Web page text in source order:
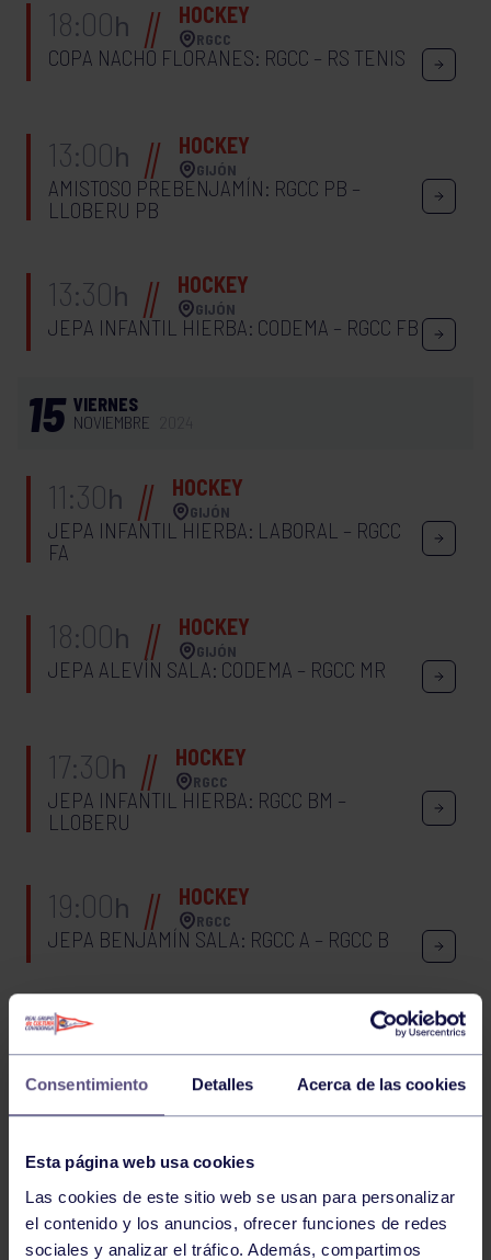
Consentimiento Detalles Acerca de las cookies
Esta página web usa cookies
Las cookies de este sitio web se usan para personalizar
el contenido y los anuncios, ofrecer funciones de redes
sociales y analizar el tráfico. Además, compartimos
18:00h HOCKEY
RGCC
COPA NACHO FLORANES: RGCC – RS TENIS
13:00h HOCKEY
GIJÓN
AMISTOSO PREBENJAMÍN: RGCC PB –
LLOBERU PB
13:30h HOCKEY
GIJÓN
JEPA INFANTIL HIERBA: CODEMA – RGCC FB
15 VIERNES
NOVIEMBRE
11:30h HOCKEY
GIJÓN
JEPA INFANTIL HIERBA: LABORAL – RGCC
FA
18:00h HOCKEY
GIJÓN
JEPA ALEVÍN SALA: CODEMA – RGCC MR
17:30h HOCKEY
RGCC
JEPA INFANTIL HIERBA: RGCC BM –
LLOBERU
19:00h HOCKEY
RGCC
JEPA BENJAMÍN SALA: RGCC A – RGCC B
20:15 RGCC
85 86 87